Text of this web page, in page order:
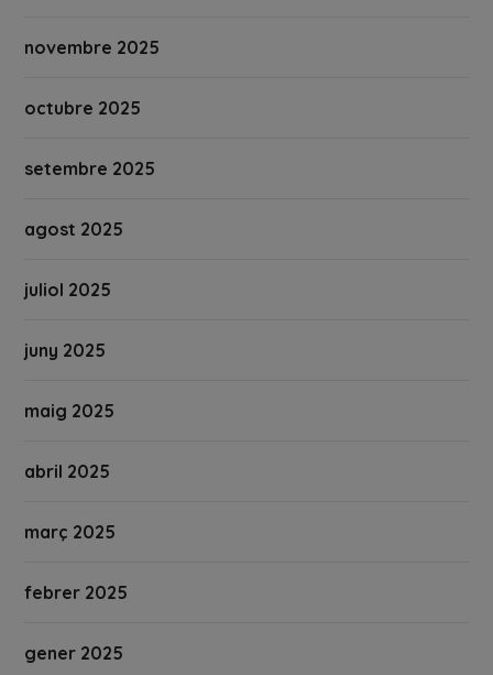
novembre 2025
octubre 2025
setembre 2025
agost 2025
juliol 2025
juny 2025
maig 2025
abril 2025
març 2025
febrer 2025
gener 2025